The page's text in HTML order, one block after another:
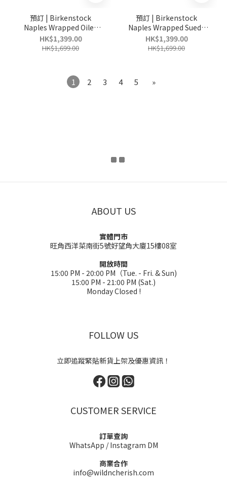
預訂 | Birkenstock
Naples Wrapped Oiled
Leather (Regular Fit)
HK$1,399.00
HK$1,699.00
預訂 | Birkenstock
Naples Wrapped Suede
Leather (Regular Fit)
HK$1,399.00
HK$1,699.00
1 2 3 4 5 »
ABOUT US
實體門市
旺角西洋菜南街5號好望角大廈15樓08室
開放時間
15:00 PM - 20:00 PM（Tue. - Fri. & Sun)
15:00 PM - 21:00 PM (Sat.)
Monday Closed !
FOLLOW US
立即追蹤緊貼新貨上架及優惠資訊！
CUSTOMER SERVICE
訂單查詢
WhatsApp /Instagram DM
商業合作
info@wildncherish.com